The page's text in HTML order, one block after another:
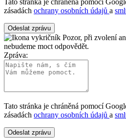
Tato stránka je chráněná pomocí
zásadách ochrany osobních údajů a
Odeslat zprávu
Pozor, při zvolení
nebudeme moct odpovědět.
Zpráva:
Tato stránka je chráněná pomocí
zásadách ochrany osobních údajů a
Odeslat zprávu